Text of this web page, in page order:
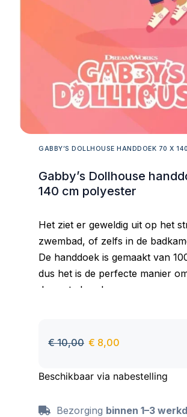
GABBY’S DOLLHOUSE HANDDOEK 70 X
Gabby’s Dollhouse
140 cm polyester
Het ziet er geweldig uit op het
zwembad, of zelfs in de
De handdoek is gemaakt van
dus het is de perfecte manier
droog te houden.
wasbeurten.
€10,00 € 8,00
Beschikbaar via nabestelling
Bezorging binnen 1–3